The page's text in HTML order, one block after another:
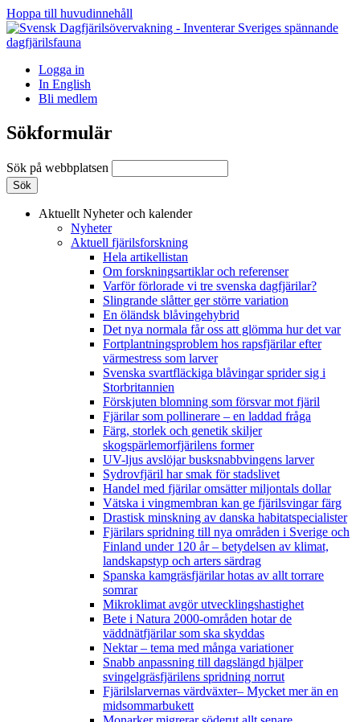
Hoppa till huvudinnehåll
Logga in
In English
Bli medlem
Sökformulär
Sök på webbplatsen
Aktuellt Nyheter och kalender
Nyheter
Aktuell fjärilsforskning
Hela artikellistan
Om forskningsartiklar och referenser
Varför förlorade vi tre svenska dagfjärilar?
Slingrande slåtter ger större variation
En öländsk blåvingehybrid
Det nya normala får oss att glömma hur det var
Fortplantningsproblem hos rapsfjärilar efter
värmestress som larver
Svenska svartfläckiga blåvingar sprider sig i
Storbritannien
Förskjuten blomning som försvar mot fjäril
Fjärilar som pollinerare – en laddad fråga
Färg, storlek och genetik skiljer
skogspärlemorfjärilens former
UV-ljus avslöjar busksnabbvingens larver
Sydrovfjäril har smak för stadslivet
Handel med fjärilar omsätter miljontals dollar
Vätska i vingmembran kan ge fjärilsvingar färg
Drastisk minskning av danska habitatspecialister
Fjärilars spridning till nya områden i Sverige och
Finland under 120 år– betydelsen av klimat,
landskapstyp och arters särdrag
Spanska kamgräsfjärilar hotas av allt torrare
somrar
Mikroklimat avgör utvecklingshastighet
Bete i Natura 2000-områden hotar de
väddnätfjärilar som ska skyddas
Nektar – tema med många variationer
Snabb anpassning till dagslängd hjälper
svingelgräsfjärilens spridning norrut
Fjärilslarvernas värdväxter– Mycket mer än en
midsommarbukett